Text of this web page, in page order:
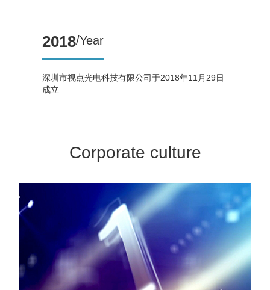
2018/Year
深圳市视点光电科技有限公司于2018年11月29日
成立
Corporate culture